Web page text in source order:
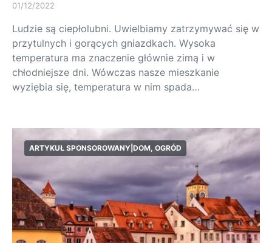
01/12/2022
Ludzie są ciepłolubni. Uwielbiamy zatrzymywać się w
przytulnych i gorących gniazdkach. Wysoka
temperatura ma znaczenie głównie zimą i w
chłodniejsze dni. Wówczas nasze mieszkanie
wyziębia się, temperatura w nim spada…
ARTYKUŁ SPONSOROWANY|DOM, OGRÓD